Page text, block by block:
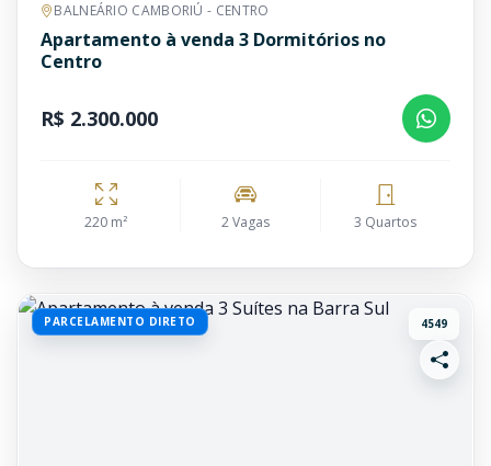
BALNEÁRIO CAMBORIÚ - CENTRO
Apartamento à venda 3 Dormitórios no
Centro
R$ 2.300.000
220 m² 2 Vagas 3 Quartos
PARCELAMENTO DIRETO 4549